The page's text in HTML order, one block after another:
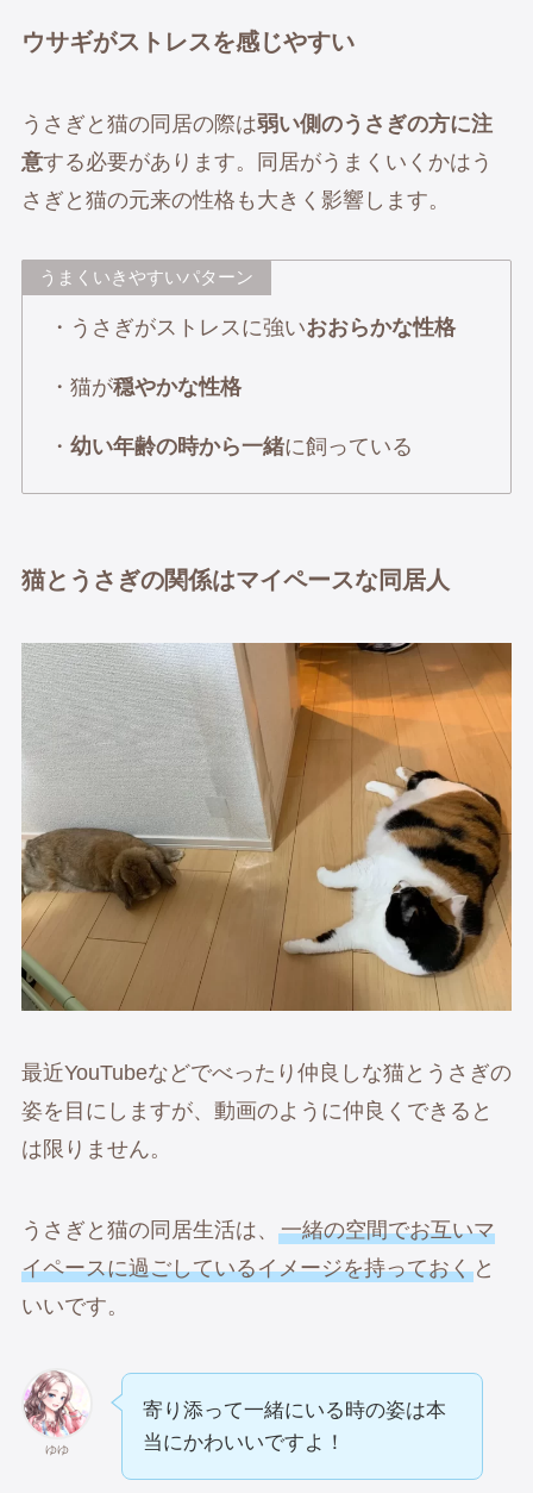
ウサギがストレスを感じやすい
うさぎと猫の同居の際は弱い側のうさぎの方に注
意する必要があります。同居がうまくいくかはう
さぎと猫の元来の性格も大きく影響します。
うまくいきやすいパターン
・うさぎがストレスに強いおおらかな性格
・猫が穏やかな性格
・幼い年齢の時から一緒に飼っている
猫とうさぎの関係はマイペースな同居人
最近YouTubeなどでべったり仲良しな猫とうさぎの
姿を目にしますが、動画のように仲良くできると
は限りません。
うさぎと猫の同居生活は、 一緒の空間でお互いマ
イペースに過ごしているイメージを持っておくと
いいです。
ゆゆ
寄り添って一緒にいる時の姿は本
当にかわいいですよ！